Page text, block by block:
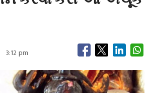
3:12 pm